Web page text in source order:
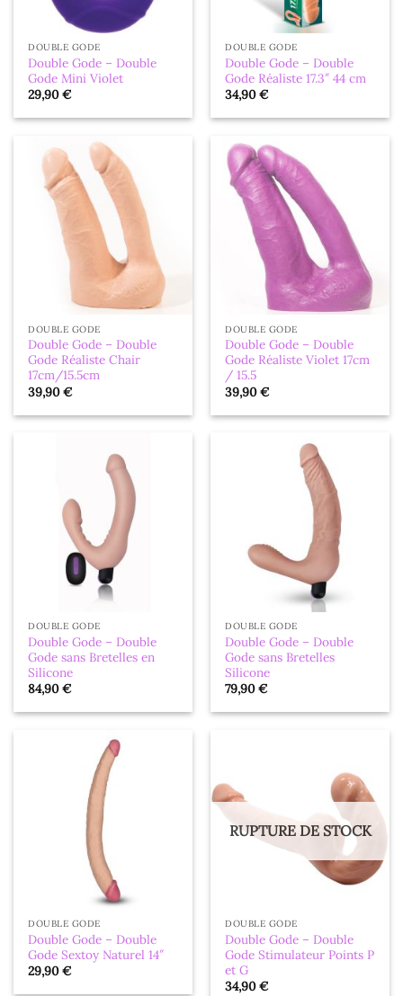
DOUBLE GODE
Double Gode – Double
Gode Mini Violet
29,90€
DOUBLE GODE
Double Gode – Double
Gode Réaliste 17.3″ 44 cm
34,90€
DOUBLE GODE
Double Gode – Double
Gode Réaliste Chair
17cm/15.5cm
39,90€
DOUBLE GODE
Double Gode – Double
Gode Réaliste Violet 17cm
/ 15.5
39,90€
DOUBLE GODE
Double Gode – Double
Gode sans Bretelles en
Silicone
84,90€
DOUBLE GODE
Double Gode – Double
Gode sans Bretelles
Silicone
79,90€
DOUBLE GODE
Double Gode – Double
Gode Sextoy Naturel 14″
29,90€
RUPTURE DE STOCK
DOUBLE GODE
Double Gode – Double
Gode Stimulateur Points P
et G
34,90€